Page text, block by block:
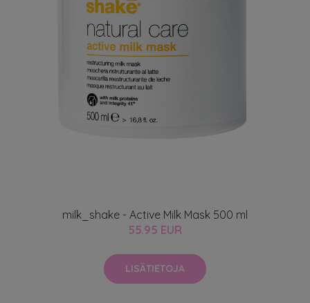
milk_shake - Active Milk Mask 500 ml
55.95 EUR
LISÄTIETOJA